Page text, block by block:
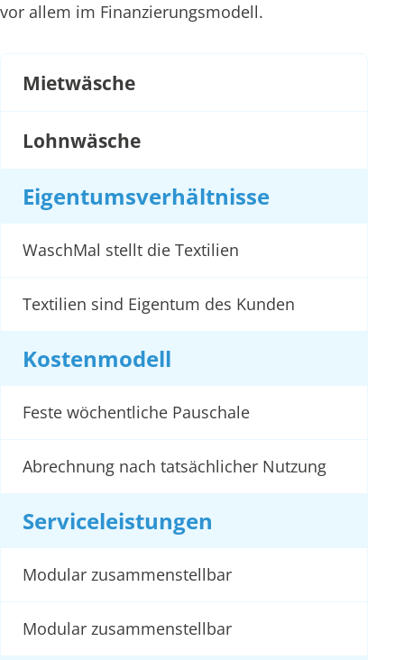
vor allem im Finanzierungsmodell.
Mietwäsche
Lohnwäsche
Eigentumsverhältnisse
WaschMal stellt die Textilien
Textilien sind Eigentum des Kunden
Kostenmodell
Feste wöchentliche Pauschale
Abrechnung nach tatsächlicher Nutzung
Serviceleistungen
Modular zusammenstellbar
Modular zusammenstellbar